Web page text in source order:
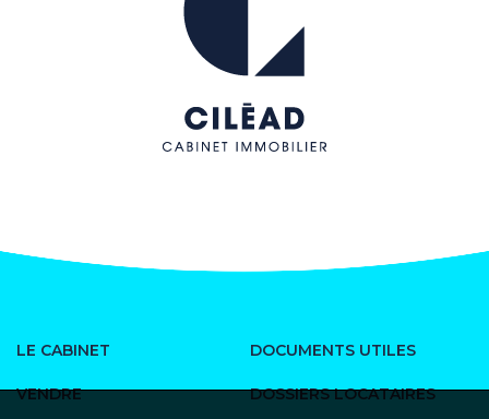
LE CABINET
VENDRE
DOCUMENTS UTILES
DOSSIERS LOCATAIRES